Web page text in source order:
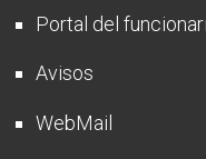
Portal del
Avisos
WebMail